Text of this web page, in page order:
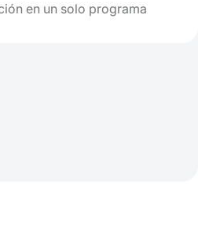
en un solo programa